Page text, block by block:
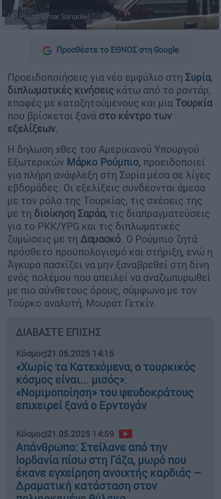
(AP Photo/Omar Sanadiki)
Προσθέστε το ΕΘΝΟΣ στη Google
Προειδοποιήσεις για νέο εμφύλιο στη Συρία,
διπλωματικές κινήσεις κάτω από το ραντάρ,
επαφές με καταζητούμενους και μια Τουρκία
που βρίσκεται ξανά στο κέντρο των
εξελίξεων.
Η δηλωση χθες του Αμερικανού Υπουργού
Εξωτερικών Μάρκο Ρούμπιο, προειδοποιεί
για πλήρη ανάφλεξη στη Συρία μέσα σε λίγες
εβδομάδες. Οι εξελίξεις συνδέονται άμεσα
με τον ρόλο της Τουρκίας, τις σχέσεις της
με τη διοίκηση Σαράα, τις διαπραγματεύσεις
για το PKK/YPG και τις διπλωματικές
ζυμώσεις με τη Δαμασκό. Ο Ρούμπιο ζητά
πρόσθετο προϋπολογισμό και στήριξη, ενώ η
Άγκυρα πασχίζει να μην ξαναβρεθεί στη δίνη
ενός πολέμου που απειλεί να αναζωπυρωθεί
με πιο σύνθετους όρους, σύμφωνα με τον
Τούρκο αναλυτή, Μουράτ Γετκίν.
ΔΙΑΒΑΣΤΕ ΕΠΙΣΗΣ
Κόσμος|21.05.2025 14:15
«Χωρίς τα Κατεχόμενα, ο τουρκικός
κόσμος είναι... μισός»:
«Νομιμοποίηση» του ψευδοκράτους
επιχειρεί ξανά ο Ερντογάν
Κόσμος|21.05.2025 14:59
Απάνθρωπο: Στείλανε από την
Ιορδανία πίσω στη Γάζα, μωρό που
έκανε εγχείρηση ανοιχτής καρδιάς –
Δραματική κατάσταση στον